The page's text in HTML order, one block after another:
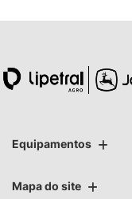
Equipamentos
Mapa do site